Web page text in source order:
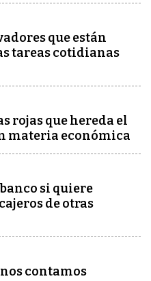
que están
tareas cotidianas
rojas que hereda el
materia económica
si quiere
de otras
contamos